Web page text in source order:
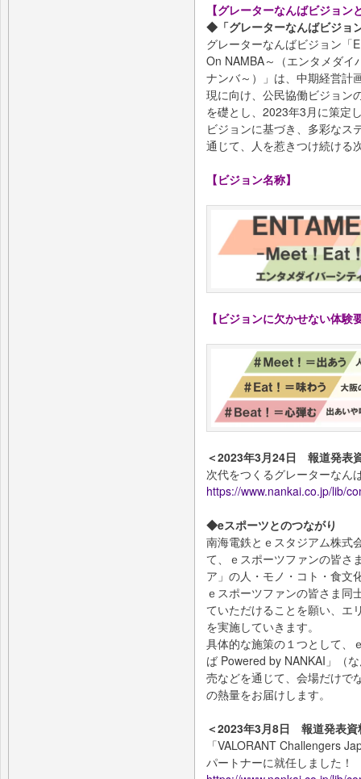
【グレーターなんばビジョ
◆「グレーターなんばビジョ
グレーターなんばビジョン「
On NAMBA～（エンタメダイ
ナンバ～）」は、中期経営計
現に向け、公民協働ビジョン
を礎とし、2023年3月に策定
ビジョンに基づき、多彩なス
通じて、人を惹きつけ続ける
【ビジョン名称】
【ビジョンに欠かせない体験
＜2023年3月24日 報道発表
次代をつくるグレーターなん
https://www.nankai.co.jp/lib/
◆eスポーツとのつながり
南海電鉄とｅスタジアム株式
て、ｅスポーツファンの皆さ
ア」の人・モノ・コト・食文
ｅスポーツファンの皆さま同
ていただけることを願い、エ
を実施していきます。
具体的な施策の１つとして、
ば Powered by NANKAI」（
売などを通じて、会場だけで
の熱量をお届けします。
＜2023年3月8日 報道発表資
「VALORANT Challengers
パートナーに就任しました！